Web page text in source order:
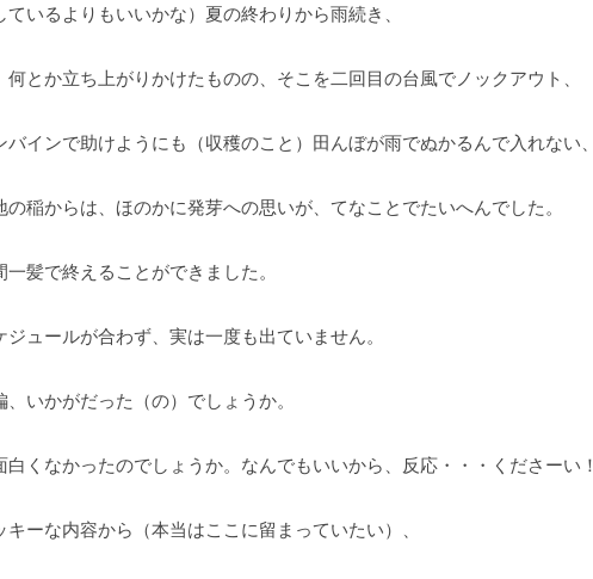
いるよりもいいかな）夏の終わりから雨続き、
とか立ち上がりかけたものの、そこを二回目の台風でノックアウト、
インで助けようにも（収穫のこと）田んぼが雨でぬかるんで入れない、
稲からは、ほのかに発芽への思いが、てなことでたいへんでした。
髪で終えることができました。
ュールが合わず、実は一度も出ていません。
いかがだった（の）でしょうか。
くなかったのでしょうか。なんでもいいから、反応・・・くださーい！
ーな内容から（本当はここに留まっていたい）、